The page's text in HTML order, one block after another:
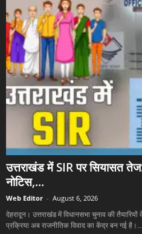
उत्तराखंड में SIR पर सियासत
नोटिस,...
Web Editor - August 6, 2026
देहरादून। उत्तराखंड में विधानसभा चुनाव की
प्रक्रिया अब राजनीतिक विवाद का केंद्र बन गई है।...